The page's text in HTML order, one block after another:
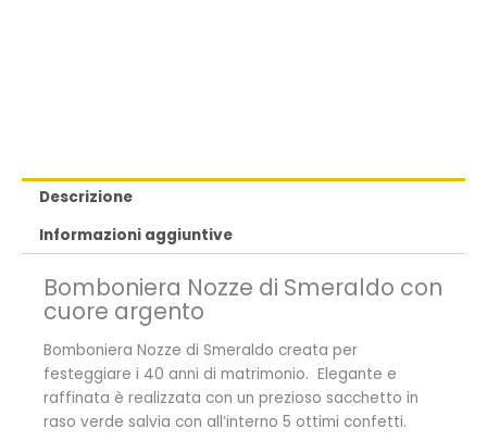
Descrizione
Informazioni aggiuntive
Bomboniera Nozze di Smeraldo con
cuore argento
Bomboniera Nozze di Smeraldo creata per
festeggiare i 40 anni di matrimonio. Elegante e
raffinata è realizzata con un prezioso sacchetto in
raso verde salvia con all’interno 5 ottimi confetti.